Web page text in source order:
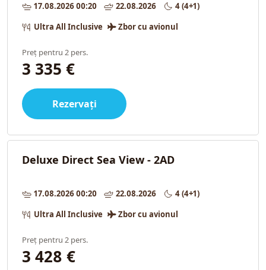
17.08.2026 00:20 22.08.2026
4 (4+1)
Ultra All Inclusive
Zbor cu avionul
Preț pentru 2 pers.
3 335 €
Rezervați
Deluxe Direct Sea View - 2AD
17.08.2026 00:20 22.08.2026
4 (4+1)
Ultra All Inclusive
Zbor cu avionul
Preț pentru 2 pers.
3 428 €